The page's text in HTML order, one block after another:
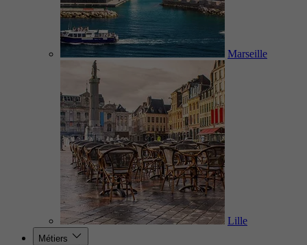
Marseille
Lille
Métiers